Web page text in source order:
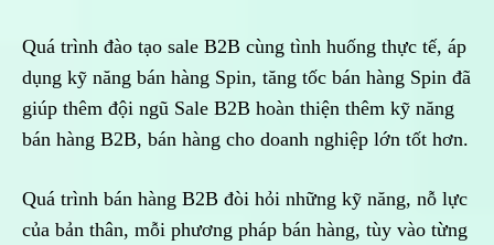
Quá trình đào tạo sale B2B cùng tình huống thực tế, áp
dụng kỹ năng bán hàng Spin, tăng tốc bán hàng Spin đã
giúp thêm đội ngũ Sale B2B hoàn thiện thêm kỹ năng
bán hàng B2B, bán hàng cho doanh nghiệp lớn tốt hơn.
Quá trình bán hàng B2B đòi hỏi những kỹ năng, nỗ lực
của bản thân, mỗi phương pháp bán hàng, tùy vào từng